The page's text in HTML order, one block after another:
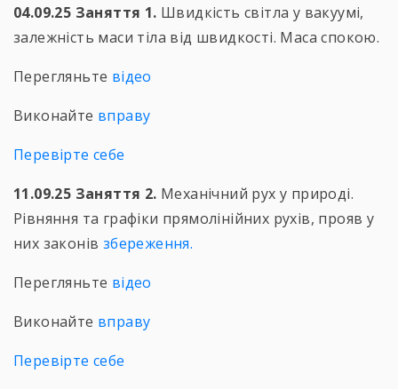
04.09.25 Заняття 1. Швидкість світла у вакуумі,
залежність маси тіла від швидкості. Маса спокою.
Перегляньте відео
Виконайте вправу
Перевірте себе
11.09.25 Заняття 2. Механічний рух у природі.
Рівняння та графіки прямолінійних рухів, прояв у
них законів збереження.
Перегляньте відео
Виконайте вправу
Перевірте себе